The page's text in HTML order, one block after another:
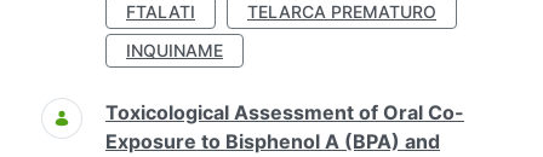
FTALATI
TELARCA PREMATURO
INQUINAME
Toxicological Assessment of Oral Co-
Exposure to Bisphenol A (BPA) and